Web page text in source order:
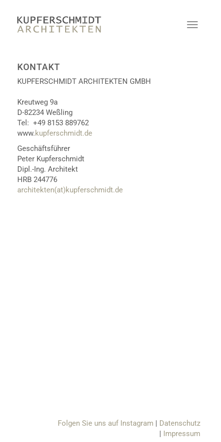
KONTAKT
KUPFERSCHMIDT ARCHITEKTEN GMBH
Kreutweg 9a
D-82234 Weßling
Tel: +49 8153 889762
www.kupferschmidt.de
Geschäftsführer
Peter Kupferschmidt
Dipl.-Ing. Architekt
HRB 244776
architekten(at)kupferschmidt.de
Folgen Sie uns auf Instagram
Datenschutz
Impressum